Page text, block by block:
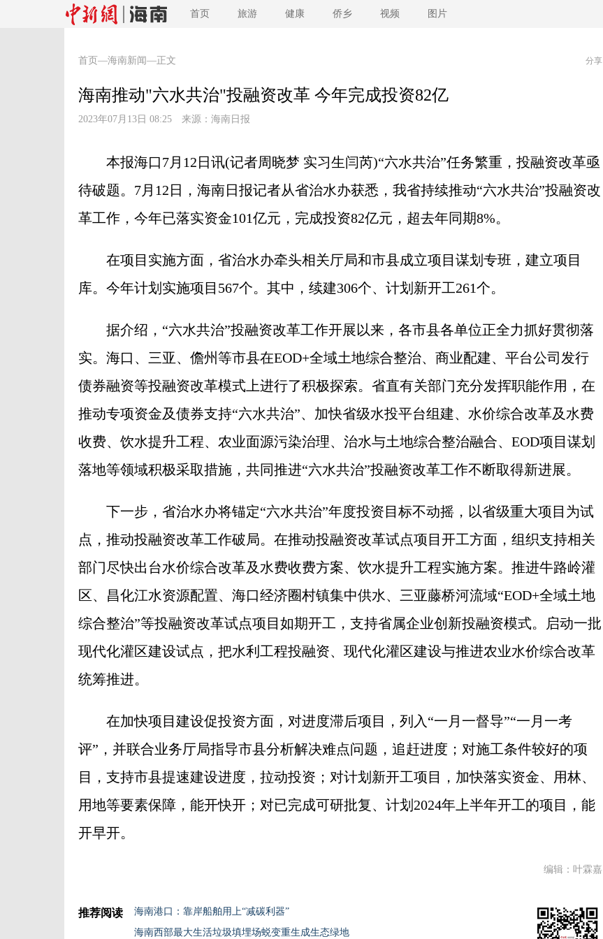
首页 旅游 健康 侨乡 视频 图片
首页 —海南新闻—正文 分享
海南推动"六水共治"投融资改革 今年完成投资82亿
2023年07月13日 08:25 来源： 海南日报
本报海口7月12日讯(记者周晓梦 实习生闫芮)“六水共治”任务繁重，投融资改革亟
待破题。7月12日，海南日报记者从省治水办获悉，我省持续推动“六水共治”投融资改
革工作，今年已落实资金101亿元，完成投资82亿元，超去年同期8%。
在项目实施方面，省治水办牵头相关厅局和市县成立项目谋划专班，建立项目
库。今年计划实施项目567个。其中，续建306个、计划新开工261个。
据介绍，“六水共治”投融资改革工作开展以来，各市县各单位正全力抓好贯彻落
实。海口、三亚、儋州等市县在EOD+全域土地综合整治、商业配建、平台公司发行
债券融资等投融资改革模式上进行了积极探索。省直有关部门充分发挥职能作用，在
推动专项资金及债券支持“六水共治”、加快省级水投平台组建、水价综合改革及水费
收费、饮水提升工程、农业面源污染治理、治水与土地综合整治融合、EOD项目谋划
落地等领域积极采取措施，共同推进“六水共治”投融资改革工作不断取得新进展。
下一步，省治水办将锚定“六水共治”年度投资目标不动摇，以省级重大项目为试
点，推动投融资改革工作破局。在推动投融资改革试点项目开工方面，组织支持相关
部门尽快出台水价综合改革及水费收费方案、饮水提升工程实施方案。推进牛路岭灌
区、昌化江水资源配置、海口经济圈村镇集中供水、三亚藤桥河流域“EOD+全域土地
综合整治”等投融资改革试点项目如期开工，支持省属企业创新投融资模式。启动一批
现代化灌区建设试点，把水利工程投融资、现代化灌区建设与推进农业水价综合改革
统筹推进。
在加快项目建设促投资方面，对进度滞后项目，列入“一月一督导”“一月一考
评”，并联合业务厅局指导市县分析解决难点问题，追赶进度；对施工条件较好的项
目，支持市县提速建设进度，拉动投资；对计划新开工项目，加快落实资金、用林、
用地等要素保障，能开快开；对已完成可研批复、计划2024年上半年开工的项目，能
开早开。
编辑：叶霖嘉
推荐阅读
海南港口：靠岸船舶用上“减碳利器”
海南西部最大生活垃圾填埋场蜕变重生成生态绿地